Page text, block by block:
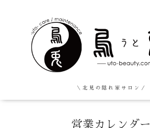
＼ 北 見 の 隠 れ 家 サ ロ ン ／
営業カレンダー